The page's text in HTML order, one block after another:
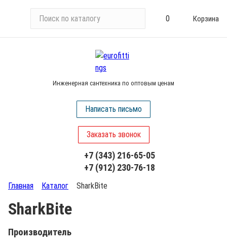
и
у
0 Корзина
Инженерная сантехника по оптовым ценам
Написать письмо
Заказать звонок
+7 (343) 216-65-05
+7 (912) 230-76-18
Главная Каталог SharkBite
SharkBite
Производитель